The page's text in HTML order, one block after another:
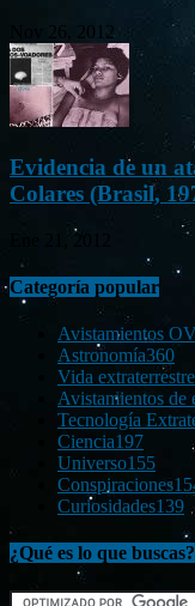
Nov 26, 2012
Evidencia de un
Colares (Brasil,
Ene 21, 2012
Categoría popular
Avistamientos
Astronomía360
Vida extraterrestre
Avistamientos de
Tecnología
Ciencia197
Universo155
Conspiraciones
Curiosidades139
¿Qué es lo que buscas?